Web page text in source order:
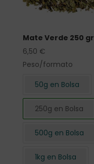
Mate Verde 250 gr
6,50 €
Peso/formato
50g en Bolsa
250g en Bolsa
500g en Bolsa
1kg en Bolsa